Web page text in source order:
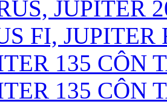
JUPITER
FI, JUPITER
135 CÔN
135 CÔN